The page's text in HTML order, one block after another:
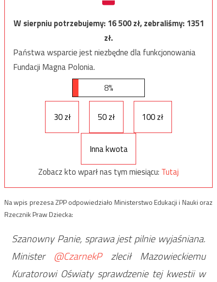
W sierpniu potrzebujemy:16 500zł, zebraliśmy:1351
zł.
Państwa wsparcie jest niezbędne dla funkcjonowania
Fundacji Magna Polonia.
8%
30 zł 50 zł 100 zł
Inna kwota
Zobacz kto wparł nas tym miesiącu: Tutaj
Na wpis prezesa ZPP odpowiedziało Ministerstwo Edukacji i Nauki oraz
Rzecznik Praw Dziecka:
Szanowny Panie, sprawa jest pilnie wyjaśniana.
Minister @CzarnekPzlecił Mazowieckiemu
Kuratorowi Oświaty sprawdzenie tej kwestii w